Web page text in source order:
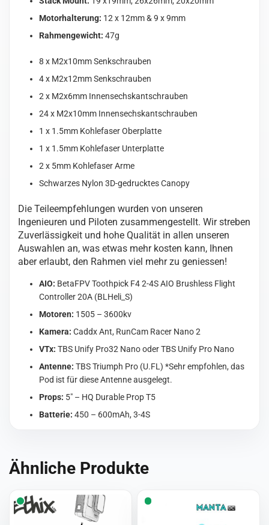
Motorhalterung: 12 x 12mm & 9 x 9mm
Rahmengewicht: 47g
8 x M2x10mm Senkschrauben
4 x M2x12mm Senkschrauben
2 x M2x6mm Innensechskantschrauben
24 x M2x10mm Innensechskantschrauben
1 x 1.5mm Kohlefaser Oberplatte
1 x 1.5mm Kohlefaser Unterplatte
2 x 5mm Kohlefaser Arme
Schwarzes Nylon 3D-gedrucktes Canopy
Die Teileempfehlungen wurden von unseren
Ingenieuren und Piloten zusammengestellt. Wir streben
Zuverlässigkeit und hohe Qualität in allen unseren
Auswahlen an, was etwas mehr kosten kann, Ihnen
aber erlaubt, den Rahmen viel mehr zu geniessen!
AIO: BetaFPV Toothpick F4 2-4S AIO Brushless Flight
Controller 20A (BLHeli_S)
Motoren: 1505 – 3600kv
Kamera: Caddx Ant, RunCam Racer Nano 2
VTx: TBS Unify Pro32 Nano oder TBS Unify Pro Nano
Antenne: TBS Triumph Pro (U.FL) *Sehr empfohlen, das
Pod ist für diese Antenne ausgelegt.
Props: 5″ – HQ Durable Prop T5
Batterie: 450 – 600mAh, 3-4S
Ähnliche Produkte